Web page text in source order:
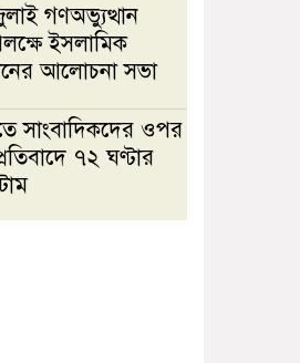
গণঅভ্যুত্থান
ইসলামিক
আলোচনা সভা
সাংবাদিকদের ওপর
৭২ ঘণ্টার